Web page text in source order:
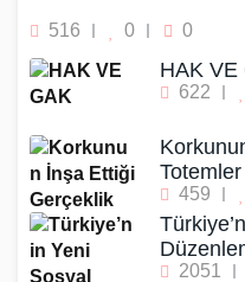
516 0 0
HAK VE
622
Totemler
459
2051